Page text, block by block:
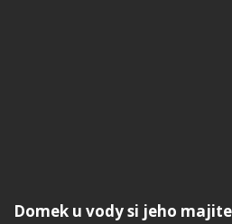
Domek u vody si jeho